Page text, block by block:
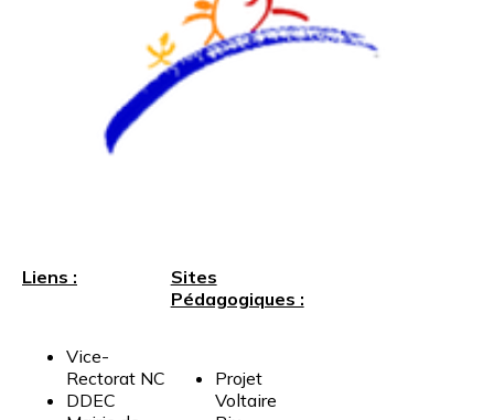
Liens :
Vice-
Rectorat NC
DDEC
Sites
Pédagogiques :
Projet
Voltaire